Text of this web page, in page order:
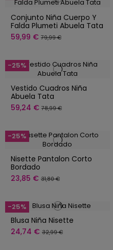
Conjunto Niña Cuerpo Y
Falda Plumeti Abuela Tata
59,99 € 79,99 €
-25%
Vestido Cuadros Niña
Abuela Tata
59,24 € 78,99 €
-25%
Nisette Pantalon Corto
Bordado
23,85 € 31,80 €
-25%
Blusa Niña Nisette
24,74 € 32,99 €